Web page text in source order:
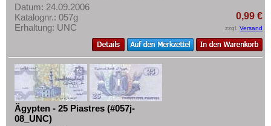
Datum: 24.09.2006
Katalognr.: 057g
Erhaltung: UNC
0,99 €
zzgl. Versand
Ägypten - 25 Piastres (#057j-
08_UNC)